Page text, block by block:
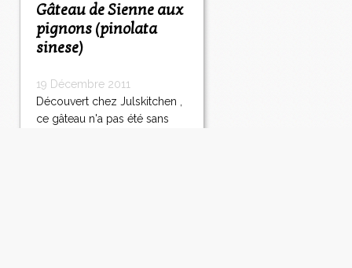
Gâteau de Sienne aux
pignons (pinolata
sinese)
19 Décembre 2011
Découvert chez Julskitchen ,
ce gâteau n'a pas été sans